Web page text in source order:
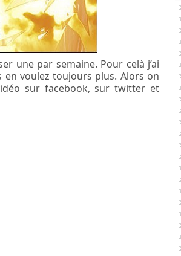
une par semaine. Pour celà j’ai
voulez toujours plus. Alors on
sur facebook, sur twitter et